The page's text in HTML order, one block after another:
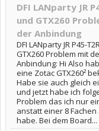
DFI LANparty JR
und GTX260
der Anbindung
DFI LANparty JR P45-
GTX260 Problem mit
Anbindung: Hi Also
eine Zotac GTX260²
Habe sie auch gleich
und jetzt habe ich
Problem das ich nur
anstatt einer 8
habe. Bei dem Board...